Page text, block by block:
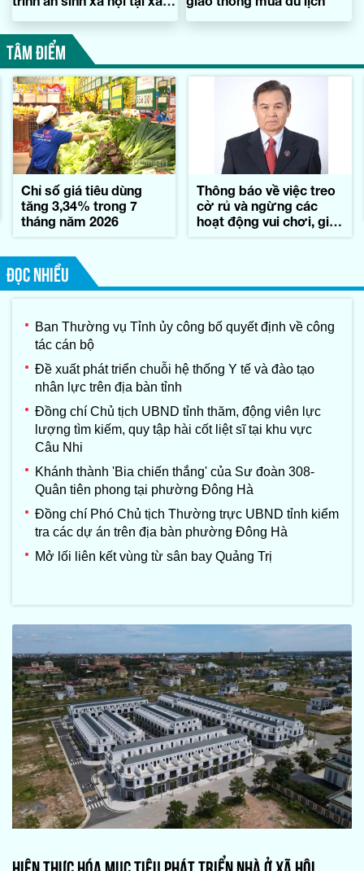
TÂM ĐIỂM
Chỉ số giá tiêu dùng
tăng 3,34% trong 7
tháng năm 2026
Thông báo về việc treo
cờ rủ và ngừng các
hoạt động vui chơi, giải
vi-hản, Chủ tịch Quốc
ĐỌC NHIỀU
Ban Thường vụ Tỉnh ủy công bố quyết định về công
tác cán bộ
Đề xuất phát triển chuỗi hệ thống Y tế và đào tạo
nhân lực trên địa bàn tỉnh
Đồng chí Chủ tịch UBND tỉnh thăm, động viên lực
lượng tìm kiếm, quy tập hài cốt liệt sĩ tại khu vực
Câu Nhi
Khánh thành 'Bia chiến thắng' của Sư đoàn 308-
Quân tiên phong tại phường Đông Hà
Đồng chí Phó Chủ tịch Thường trực UBND tỉnh kiểm
tra các dự án trên địa bàn phường Đông Hà
Mở lối liên kết vùng từ sân bay Quảng Trị